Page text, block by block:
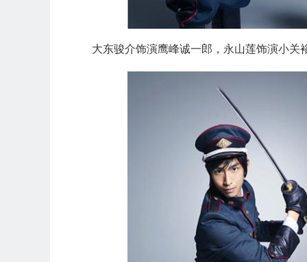
大东骏介饰演鹰峰诚一郎，永山莲饰演小关